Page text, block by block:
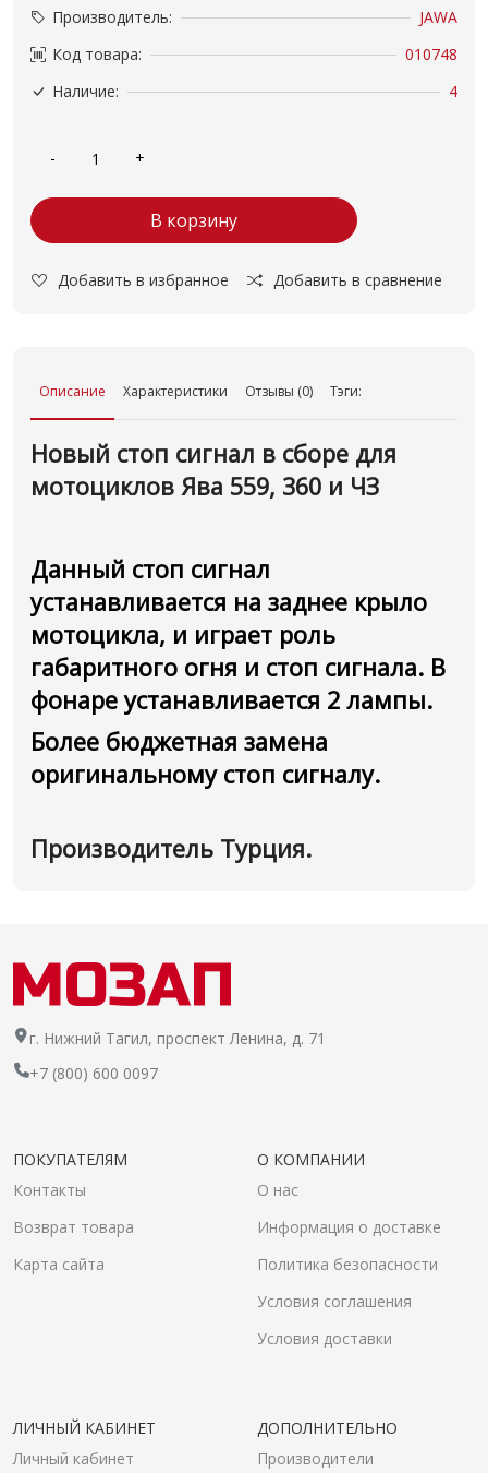
Производитель:
JAWA
Код товара:
010748
Наличие:
4
В корзину
Добавить в избранное Добавить в сравнение
Описание Характеристики Отзывы (0) Тэги:
Новый стоп сигнал в сборе для
мотоциклов Ява 559, 360 и ЧЗ
Данный стоп сигнал
устанавливается на заднее крыло
мотоцикла, и играет роль
габаритного огня и стоп сигнала. В
фонаре устанавливается 2 лампы.
Более бюджетная замена
оригинальному стоп сигналу.
Производитель Турция.
г. Нижний Тагил, проспект Ленина, д. 71
+7 (800) 600 0097
ПОКУПАТЕЛЯМ
Контакты
Возврат товара
Карта сайта
О КОМПАНИИ
О нас
Информация о доставке
Политика безопасности
Условия соглашения
Условия доставки
ЛИЧНЫЙ КАБИНЕТ
Личный кабинет
ДОПОЛНИТЕЛЬНО
Производители